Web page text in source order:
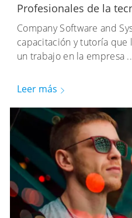
Profesionales de la
Company Software and
capacitación y tutoría que
un trabajo en la empresa
Leer más